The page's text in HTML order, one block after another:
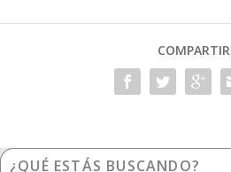
COMPARTIR
¿Qué